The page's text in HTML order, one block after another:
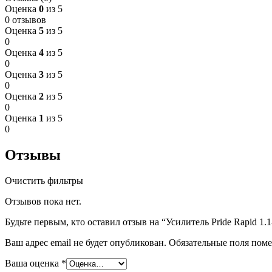
Оценка 0 из 5
0 отзывов
Оценка 5 из 5
0
Оценка 4 из 5
0
Оценка 3 из 5
0
Оценка 2 из 5
0
Оценка 1 из 5
0
Отзывы
Очистить фильтры
Отзывов пока нет.
Будьте первым, кто оставил отзыв на “Усилитель Pride Rapid
Ваш адрес email не будет опубликован. Обязательные поля
Ваша оценка *